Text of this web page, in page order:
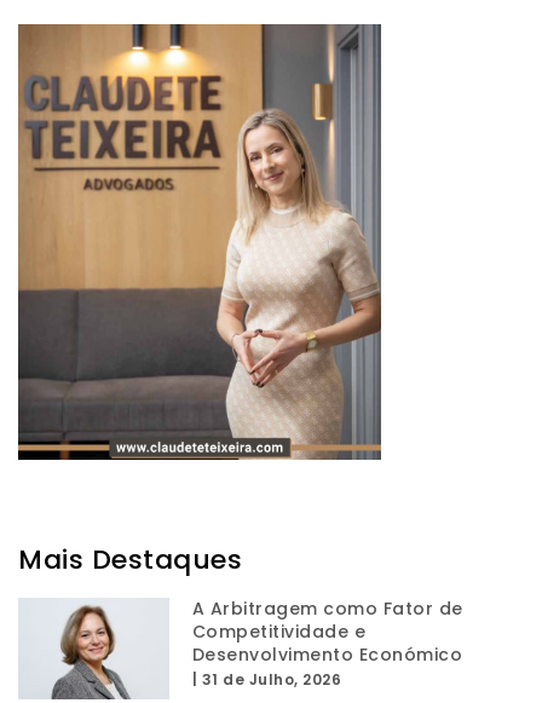
Mais Destaques
A Arbitragem como Fator de
Competitividade e
Desenvolvimento Económico
31 de Julho, 2026